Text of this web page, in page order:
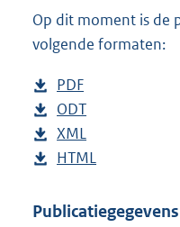
Op dit moment is de
volgende formaten:
D
o
w
n
o
PDF
e
s
t
n
D
o
w
l
ODT
s
a
D
o
n
XML
e
t
D
w
HTML
s
Publicatiegegevens